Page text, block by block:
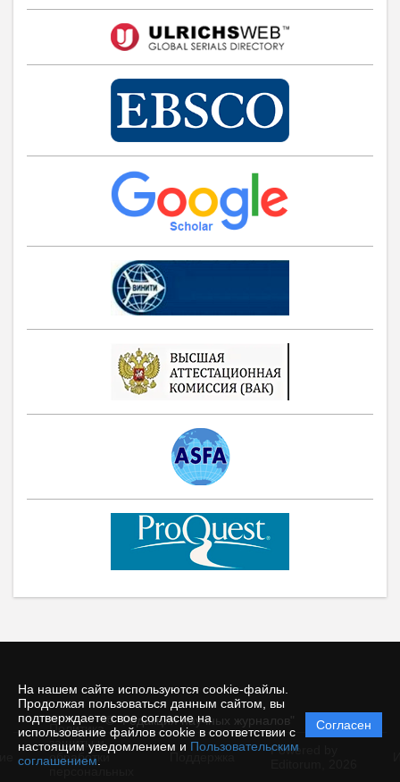
На нашем сайте используются cookie-файлы.
Продолжая пользоваться данным сайтом, вы
подтверждаете свое согласие на
использование файлов cookie в соответствии с
настоящим уведомлением и Пользовательским
соглашением
Согласен
© "Редакция научных журналов"
Политика
защиты и
обработки
Powered by